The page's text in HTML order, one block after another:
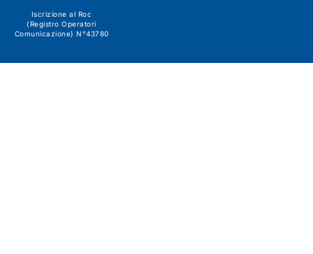
Iscrizione al Roc
(Registro Operatori
Comunicazione) N°43780